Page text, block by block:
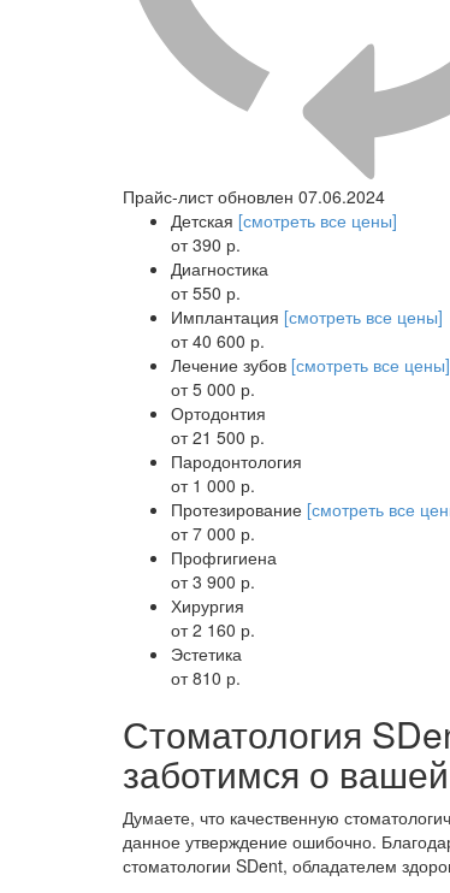
Прайс-лист обновлен 07.06.2024
Детская [смотреть все цены]
от 390 р.
Диагностика
от 550 р.
Имплантация [смотреть все цены]
от 40 600 р.
Лечение зубов [смотреть все цены]
от 5 000 р.
Ортодонтия
от 21 500 р.
Пародонтология
от 1 000 р.
Протезирование [смотреть все
от 7 000 р.
Профгигиена
от 3 900 р.
Хирургия
от 2 160 р.
Эстетика
от 810 р.
Стоматология
заботимся о
Думаете, что качественную
данное утверждение ошибочно.
стоматологии SDent, обладателем